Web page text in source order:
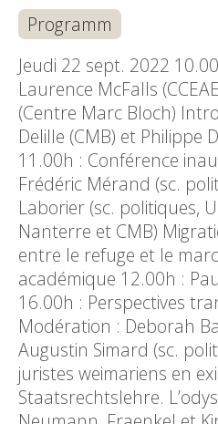
Programm
Jeudi 22 sept. 2022
Laurence McFalls
(Centre Marc Bloch)
Delille (CMB) et Philippe
11.00h : Conférence
Frédéric Mérand (sc.
Laborier (sc. politiques,
Nanterre et CMB)
entre le refuge et le
académique 12.00h :
16.00h : Perspectives
Modération : Deborah
Augustin Simard (sc.
juristes weimariens en
Staatsrechtslehre.